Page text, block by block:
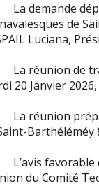
demande
de
Luciana,
réunion de
20 Janvier 2026,
réunion
Barthéléméy
favorable
du Comité